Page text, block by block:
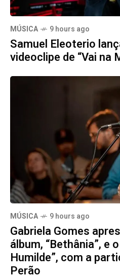
MÚSICA 9 hours ago
Samuel Eleoterio
videoclipe de “Vai na
MÚSICA 9 hours ago
Gabriela Gomes
álbum, “Bethânia”, e
Humilde”, com a
Perão